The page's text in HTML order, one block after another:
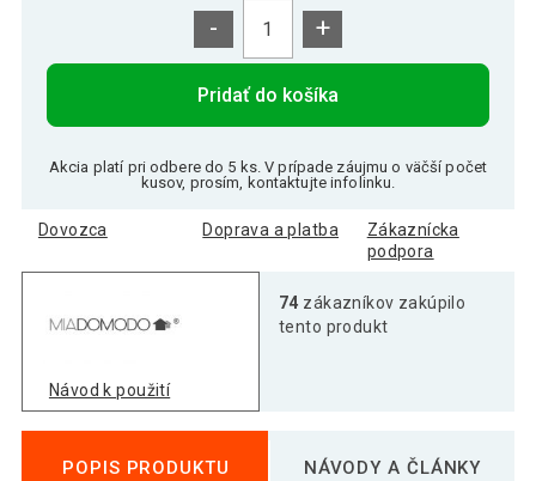
- +
Pridať do košíka
Akcia platí pri odbere do 5 ks. V prípade záujmu o väčší počet
kusov, prosím, kontaktujte infolinku.
Dovozca Doprava a platba
Zákaznícka
podpora
Návod k použití
74 zákazníkov zakúpilo
tento produkt
POPIS PRODUKTU NÁVODY A ČLÁNKY